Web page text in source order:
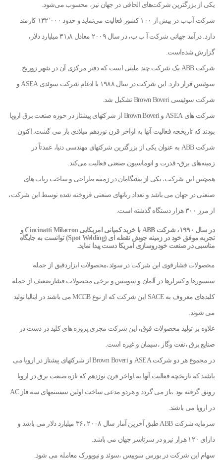
یکی از بزرگترین شرکت‌های الحاقی در جهان نیز، محسوب می‌شود.
شرکت آب‌ب در بیش از ۱۰۰ کشور فعالیت می‌نماید و حدود ۱۳۲٬۰۰۰ کارمند
دارد. درآمد جهانی شرکت آ ب ب، در سال ۲۰۰۹ معادل ۳۱٫۸ میلیارد دلار،
گزارش شده‌است.
شرکت ABB یک شرکت چند ملیتی است که دفتر مرکزی آن در شهر زوریخ
سوئیس قرار دارد. این شرکت در سال ۱۹۸۸ با ادغام شرکت سوئدی ASEA و
شرکت سوئیسی Brown Boveri تشکیل شد.
شرکت های ASEA و Brown Boveri از شرکتهای پیشتاز در حوزه صنعت برق اروپا
بودند که تاریخچه فعالیت آنها به اواخر قرن نوزدهم میلادی باز می گشت. اکنون
شرکت ABB به عنوان یکی از بزرگترین شرکتهای مهندسی دنیا، عمدتاً در
زمینه‌های برق- قدرت و اتوماسیون صنعتی فعالیت می‌کند.
همچنین این شرکت، یکی از پیشگامان در زمینه طراحی و ساخت ربات های
صنعتی در جهان می باشد و تعداد رباتهای صنعتی فروخته شده توسط این شرکت،
از مرز ۳۰۰ هزار دستگاه گذشته است.
در سال ۱۹۹۰، شرکت ABB با خرید کمپانی امریکایی Cincinatti Milacron و
تجربه موفق خود در زمینه جوش نقطه ای (Spot Welding) توانست به جایگاه
مناسبی در صنعت خودروسازی امریکا دست پیدا نماید.
محصولات فشارقوی این شرکت در سوئد،محصولات ابزاردقیق از جمله
سنسورها و کنترلرها در آلمان و سوییس و برخی محصولات فشارضعیف از جمله
کلیدهای معروف به SACE این شرکت که از نوع MCCB می باشند در ایتالیا تولید
می شوند.
علاوه بر تولید محصولات فوق، این شرکت مجری پروژه های کلید در دست در
صنایع برق ،نفت وگاز ،سیمان و غیره است.
در مجموع هر دو شرکت ASEA و Brown Boveri از شرکتهای پیشتاز در اروپا می
باشند که تاریخچه فعالیت آنها به اواخر قرن نوزدهم که تازه صنعت برق در اروپا
رونق گرفته بود ،باز می گردد و هردو مدعی ساخت اولین سیستمهای سه فاز AC
در اروپا می باشند.
سرمایه شرکت ABB طبق آخرین آمار سال ۲۰۰۸ ،۳۶ میلیارد دلار می باشد و
دارای ۱۲۰ هزار نیرو در سرتاسر جهان می باشد.
سهام این شرکت در بورس سوییس ،سوئد و نیویورک معامله می شود.